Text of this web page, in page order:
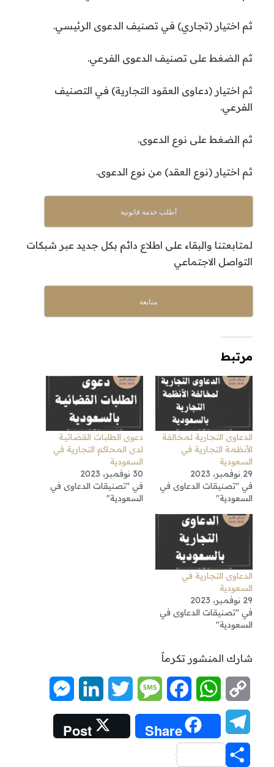
ثم اختيار (تجاري) في تصنيف الدعوى الرئيسي.
ثم الضغط على تصنيف الدعوى الفرعي.
ثم اختيار (دعاوى العقود التجارية) في التصنيف
الفرعي.
ثم الضغط على نوع الدعوى.
ثم اختيار (نوع العقد) من نوع الدعوى.
أطلب خدمة قانونية
لمتابعتنا والبقاء على اطلاع دائم بكل جديد عبر شبكات
التواصل الاجتماعي
متابعة
مرتبط
الدعاوى التجارية لمخالفة
الأنظمة التجارية في
السعودية
29 نوفمبر، 2023
في "تصنيقات الدعاوى في
السعودية"
دعوى الطلبات القضائيـة
لدى المحاكم التجارية في
السعودية
30 نوفمبر، 2023
في "تصنيقات الدعاوى في
السعودية"
الدعاوى التجارية في
السعودية
29 نوفمبر، 2023
في "تصنيقات الدعاوى في
السعودية"
شارك المنشور تكرماً
Copy
Link
WhatsApp
Facebook
Message
Twitter
LinkedIn
Telegram
Share
Post